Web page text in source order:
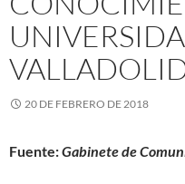
20 DE FEBRERO DE 2018
Fuente:Gabinete de